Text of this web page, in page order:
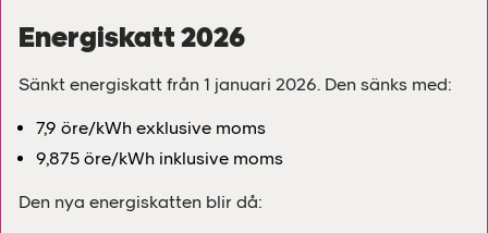
Energiskatt 2026
Sänkt energiskatt från 1 januari 2026. Den sänks med:
7,9 öre/kWh exklusive moms
9,875 öre/kWh inklusive moms
Den nya energiskatten blir då: